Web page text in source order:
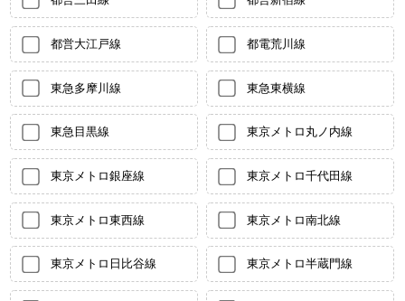
都営大江戸線 都電荒川線
東急多摩川線 東急東横線
東急目黒線 東京メトロ丸ノ内線
東京メトロ銀座線 東京メトロ千代田線
東京メトロ東西線 東京メトロ南北線
東京メトロ日比谷線 東京メトロ半蔵門線